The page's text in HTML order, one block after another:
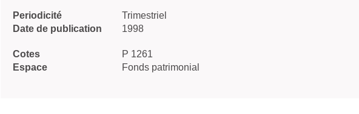
Periodicité
Trimestriel
Date de publication
1998
Cotes
P 1261
Espace
Fonds patrimonial